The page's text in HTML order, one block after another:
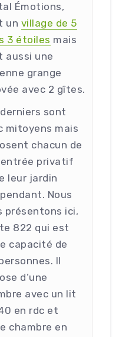
Émotions,
un village de 5
3 étoiles mais
aussi une
grange
avec 2 gîtes.
sont
mitoyens mais
chacun de
privatif
leur jardin
Nous
présentons ici,
822 qui est
capacité de
Il
d’une
avec un lit
en rdc et
chambre en